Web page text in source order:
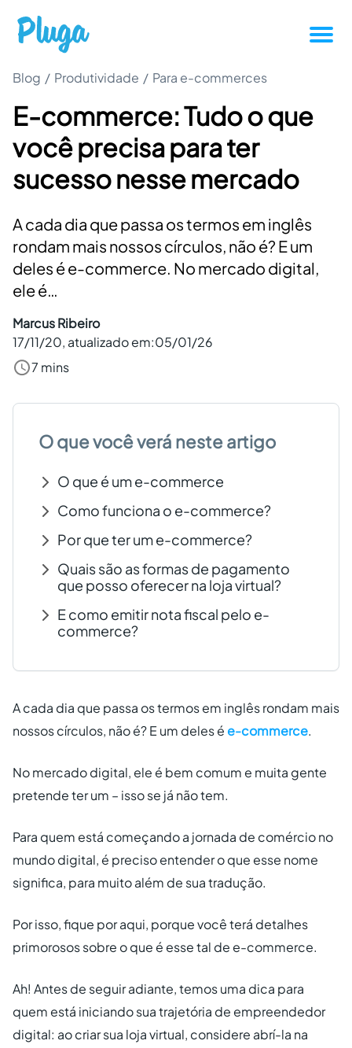
Tutoriais
Produtividade
Novidades da Pluga
Outros
Blog / Produtividade / Para e-commerces
E-commerce: Tudo o que
você precisa para ter
sucesso nesse mercado
A cada dia que passa os termos em inglês
rondam mais nossos círculos, não é? E um
deles é e-commerce. No mercado digital,
ele é…
Marcus Ribeiro
17/11/20, atualizado em:05/01/26
7 mins
O que você verá neste artigo
O que é um e-commerce
Como funciona o e-commerce?
Por que ter um e-commerce?
Quais são as formas de pagamento
que posso oferecer na loja virtual?
E como emitir nota fiscal pelo e-
commerce?
A cada dia que passa os termos em inglês rondam mais
nossos círculos, não é? E um deles é e-commerce.
No mercado digital, ele é bem comum e muita gente
pretende ter um – isso se já não tem.
Para quem está começando a jornada de comércio no
mundo digital, é preciso entender o que esse nome
significa, para muito além de sua tradução.
Por isso, fique por aqui, porque você terá detalhes
primorosos sobre o que é esse tal de e-commerce.
Ah! Antes de seguir adiante, temos uma dica para
quem está iniciando sua trajetória de empreendedor
digital: ao criar sua loja virtual, considere abrí-la na